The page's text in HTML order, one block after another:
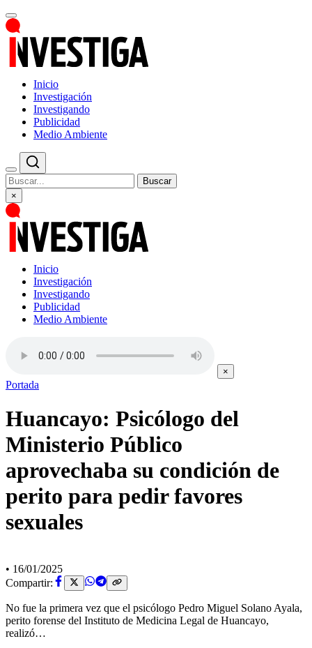
Inicio
Investigación
Investigando
Publicidad
Medio Ambiente
Buscar
×
Inicio
Investigación
Investigando
Publicidad
Medio Ambiente
×
Portada
Huancayo: Psicólogo del
Ministerio Público
aprovechaba su condición de
perito para pedir favores
sexuales
• 16/01/2025
Compartir:
No fue la primera vez que el psicólogo Pedro Miguel Solano Ayala,
perito forense del Instituto de Medicina Legal de Huancayo,
realizó…